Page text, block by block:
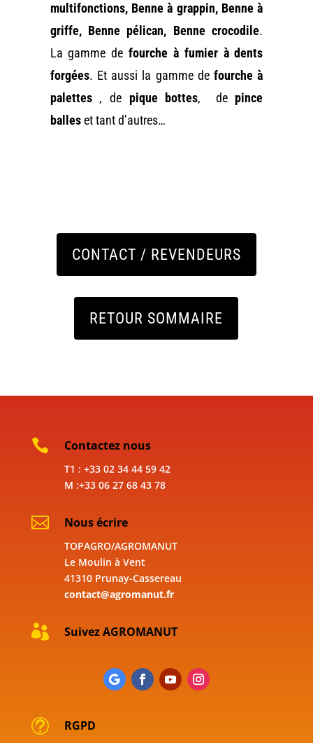
multifonctions, Benne à grappin, Benne à
griffe, Benne pélican, Benne crocodile.
La gamme defourche à fumier à dents
forgées. Et aussi la gamme defourche à
palettes, de pique bottes, de pince
balleset tant d’autres…
CONTACT / REVENDEURS
RETOUR SOMMAIRE
 Contactez nous
T1 : +33 02 34 44 59 42
M :+33 06 27 68 43 78
 Nous écrire
TOPAGRO/AGROMANUT
Le Moulin à Vent
41310 Prunay-Cassereau
contact@agromanut.fr
 Suivez AGROMANUT
t RGPD